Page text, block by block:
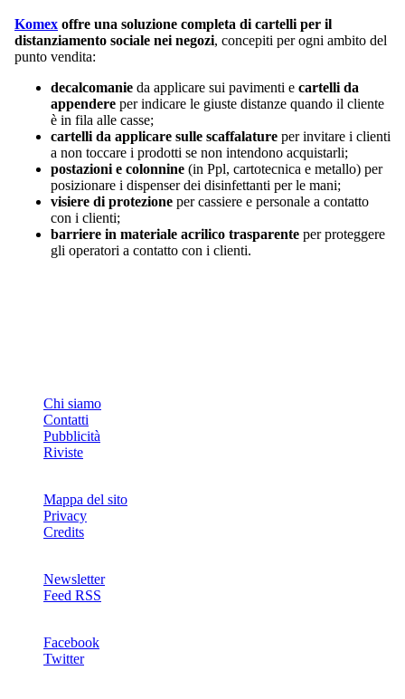
Komex offre una soluzione completa di cartelli per il
distanziamento sociale nei negozi, concepiti per ogni ambito del
punto vendita:
decalcomanie da applicare sui pavimenti e cartelli da
appendere per indicare le giuste distanze quando il cliente
è in fila alle casse;
cartelli da applicare sulle scaffalature per invitare i clienti
a non toccare i prodotti se non intendono acquistarli;
postazioni e colonnine (in Ppl, cartotecnica e metallo) per
posizionare i dispenser dei disinfettanti per le mani;
visiere di protezione per cassiere e personale a contatto
con i clienti;
barriere in materiale acrilico trasparente per proteggere
gli operatori a contatto con i clienti.
Chi siamo
Contatti
Pubblicità
Riviste
Mappa del sito
Privacy
Credits
Newsletter
Feed RSS
Facebook
Twitter